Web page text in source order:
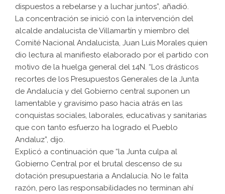
dispuestos a rebelarse y a luchar juntos”, añadió.
La concentración se inició con la intervención del
alcalde andalucista de Villamartín y miembro del
Comité Nacional Andalucista, Juan Luis Morales quien
dio lectura al manifiesto elaborado por el partido con
motivo de la huelga general del 14N. “Los drásticos
recortes de los Presupuestos Generales de la Junta
de Andalucía y del Gobierno central suponen un
lamentable y gravísimo paso hacia atrás en las
conquistas sociales, laborales, educativas y sanitarias
que con tanto esfuerzo ha logrado el Pueblo
Andaluz”, dijo.
Explicó a continuación que “la Junta culpa al
Gobierno Central por el brutal descenso de su
dotación presupuestaria a Andalucía. No le falta
razón, pero las responsabilidades no terminan ahí